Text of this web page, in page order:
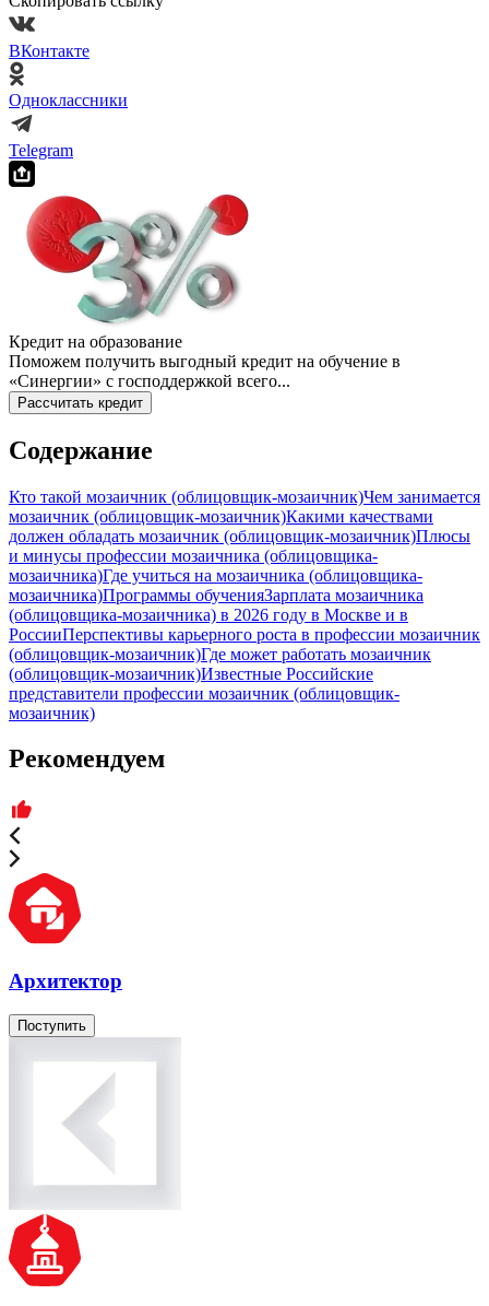
ВКонтакте
Одноклассники
Telegram
Кредит на образование
Поможем получить выгодный кредит на обучение в
«Синергии» с господдержкой всего...
Рассчитать кредит
Содержание
Кто такой мозаичник (облицовщик-мозаичник)Чем занимается
мозаичник (облицовщик-мозаичник)Какими качествами
должен обладать мозаичник (облицовщик-мозаичник)Плюсы
и минусы профессии мозаичника (облицовщика-
мозаичника)Где учиться на мозаичника (облицовщика-
мозаичника)Программы обученияЗарплата мозаичника
(облицовщика-мозаичника) в 2026 году в Москве и в
РоссииПерспективы карьерного роста в профессии мозаичник
(облицовщик-мозаичник)Где может работать мозаичник
(облицовщик-мозаичник)Известные Российские
представители профессии мозаичник (облицовщик-
мозаичник)
Рекомендуем
Архитектор
Поступить